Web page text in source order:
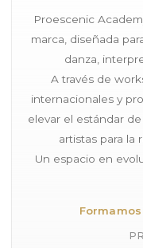
Proescenic
marca, diseñada
danza,
A través de
internacionales y
elevar el estándar
artistas para la
Un espacio en